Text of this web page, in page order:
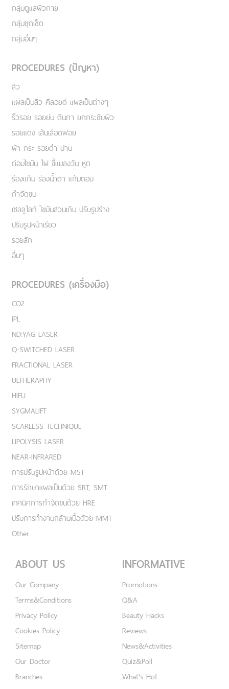
กลุ่มดูแลผิวกาย
กลุ่มชุดเซ็ต
กลุ่มอื่นๆ
PROCEDURES (ปัญหา)
สิว
แผลเป็นสิว คีลอยด์ แผลเป็นต่างๆ
ริ้วรอย รอยย่น ตีนกา ยกกระชับผิว
รอยแดง เส้นเลือดฟอย
ฝ้า กระ รอยดำ ปาน
ต่อมไขมัน ไฝ ขี้แมลงวัน หูด
ร่องแก้ม ร่องน้ำตา แก้มตอบ
กำจัดขน
เชลลูไลท์ ไขมันส่วนเกิน ปรับรูปร่าง
ปรับรูปหน้าเรียว
รอยสัก
อื่นๆ
PROCEDURES (เครื่องมือ)
CO2
IPL
ND:YAG LASER
Q-SWITCHED LASER
FRACTIONAL LASER
ULTHERAPHY
HIFU
SYGMALIFT
SCARLESS TECHNIQUE
LIPOLYSIS LASER
NEAR-INFRARED
การปรับรูปหน้าด้วย MST
การรักษาแผลเป็นด้วย SRT, SMT
เทคนิคการกำจัดขนด้วย HRE
ปรับการทำงานกล้ามเนื้อด้วย MMT
Other
ABOUT US
Our Company
Terms&Conditions
Privacy Policy
Cookies Policy
Sitemap
Our Doctor
Branches
INFORMATIVE
Promotions
Q&A
Beauty Hacks
Reviews
News&Activities
Quiz&Poll
What's Hot